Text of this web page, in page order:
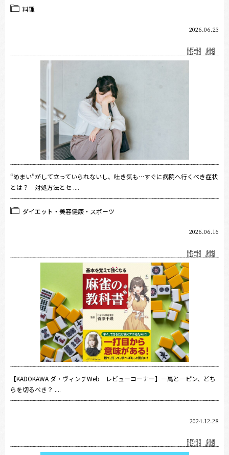
料理
2026.06.23
“めまい”がして立っていられないし、吐き気も…すぐに病院へ行くべき症状
とは？ 対処方法とセ ....
ダイエット・美容健康・スポーツ
2026.06.16
【KADOKAWA ダ・ヴィンチWeb レビューコーナー】一萬と一ピン、どち
らを切るべき？ ....
2024.12.28